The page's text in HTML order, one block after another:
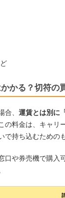
かる？切符の
、 運賃とは別に
の料金は、キャリ
で持ち込むための
口や券売機で購入